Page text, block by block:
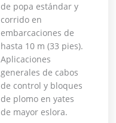
de popa estándar y
corrido en
embarcaciones de
hasta 10 m (33 pies).
Aplicaciones
generales de cabos
de control y bloques
de plomo en yates
de mayor eslora.